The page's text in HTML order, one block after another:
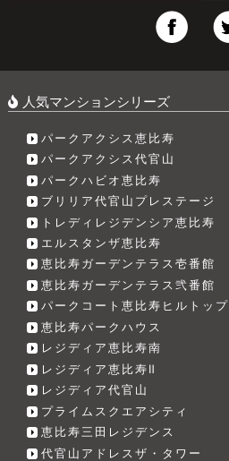
人気マンションシリーズ
パークアクシス恵比寿
パークアクシス代官山
パークハビオ恵比寿
ブリリア代官山プレステージ
トレディレジデンシア恵比寿
エルスタンザ恵比寿
恵比寿ガーデンテラス壱番館
恵比寿ガーデンテラス弐番館
パークコート恵比寿ヒルトップ
恵比寿パークハウス
レジディア恵比寿南
レジディア恵比寿Ⅱ
レジディア代官山
プライムスクエアシティ
恵比寿三田レジデンス
代官山アドレスザ・タワー